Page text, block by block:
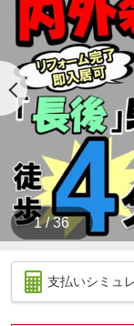
お客様のお探
他社に無く、
いない情報をご
◆お客様駐車場
お車でお越しの
す。
お気軽にご利
◆お客様送迎サ
お車をお持ちで
客様でも安心し
ビスをご用意し
物件のご見学後
お送りできます
ませ。
1 / 36
支払いシミュ